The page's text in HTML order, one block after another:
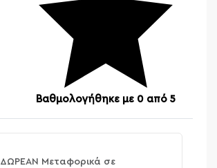
Βαθμολογήθηκε με 0 από 5
ΔΩΡΕΑΝ Μεταφορικά σε